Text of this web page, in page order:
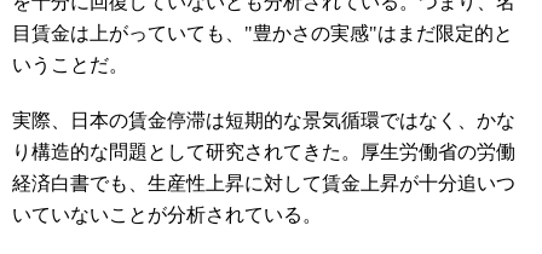
目賃金は上がっていても、"豊かさの実感"はまだ限定的と
いうことだ。
実際、日本の賃金停滞は短期的な景気循環ではなく、かな
り構造的な問題として研究されてきた。厚生労働省の労働
経済白書でも、生産性上昇に対して賃金上昇が十分追いつ
いていないことが分析されている。